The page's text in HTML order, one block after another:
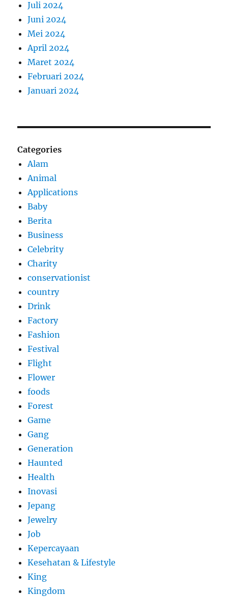
Juli 2024
Juni 2024
Mei 2024
April 2024
Maret 2024
Februari 2024
Januari 2024
Categories
Alam
Animal
Applications
Baby
Berita
Business
Celebrity
Charity
conservationist
country
Drink
Factory
Fashion
Festival
Flight
Flower
foods
Forest
Game
Gang
Generation
Haunted
Health
Inovasi
Jepang
Jewelry
Job
Kepercayaan
Kesehatan & Lifestyle
King
Kingdom